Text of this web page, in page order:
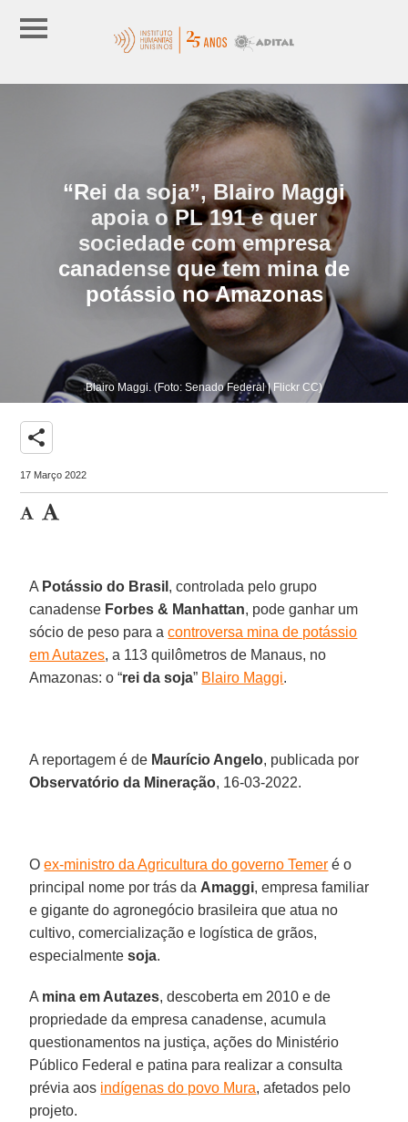
“Rei da soja”, Blairo Maggi
apoia o PL 191 e quer
sociedade com empresa
canadense que tem mina de
potássio no Amazonas
Blairo Maggi. (Foto: Senado Federal | Flickr CC)
share
17 Março 2022
A Potássio do Brasil , controlada pelo grupo
canadense Forbes & Manhattan, pode ganhar um
sócio de peso para acontroversa mina de potássio
em Autazes, a 113 quilômetros de Manaus, no
Amazonas: o “rei da soja” Blairo Maggi.
A reportagem é de Maurício Angelo, publicada por
Observatório da Mineração, 16-03-2022.
Oex-ministro da Agricultura do governo Temer é o
principal nome por trás da Amaggi, empresa familiar
e gigante do agronegócio brasileira que atua no
cultivo, comercialização e logística de grãos,
especialmentesoja.
A mina em Autazes, descoberta em 2010 e de
propriedade da empresa canadense, acumula
questionamentos na justiça, ações do Ministério
Público Federal e patina para realizar a consulta
prévia aos indígenas do povo Mura, afetados pelo
projeto.